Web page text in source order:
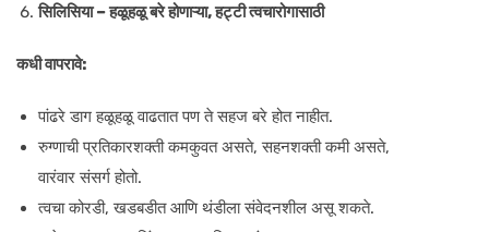
सिलिसिया – हळूहळू बरे होणाऱ्या, हट्टी त्वचारोगासाठी
कधी वापरावे:
पांढरे डाग हळूहळू वाढतात पण ते सहज बरे होत नाहीत.
रुग्णाची प्रतिकारशक्ती कमकुवत असते, सहनशक्ती कमी असते,
वारंवार संसर्ग होतो.
त्वचा कोरडी, खडबडीत आणि थंडीला संवेदनशील असू शकते.